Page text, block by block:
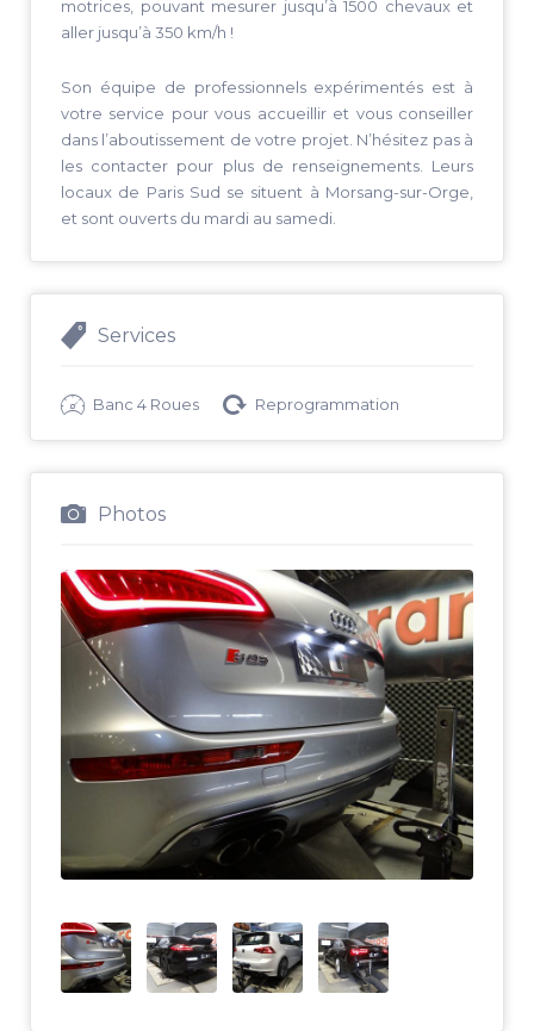
motrices, pouvant mesurer jusqu’à 1500 chevaux et
aller jusqu’à 350 km/h !
Son équipe de professionnels expérimentés est à
votre service pour vous accueillir et vous conseiller
dans l’aboutissement de votre projet. N’hésitez pas à
les contacter pour plus de renseignements. Leurs
locaux de Paris Sud se situent à Morsang-sur-Orge,
et sont ouverts du mardi au samedi.
Services
Banc 4 Roues Reprogrammation
Photos